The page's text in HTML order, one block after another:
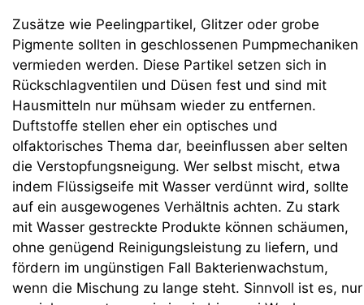
Zusätze wie Peelingpartikel, Glitzer oder grobe
Pigmente sollten in geschlossenen Pumpmechaniken
vermieden werden. Diese Partikel setzen sich in
Rückschlagventilen und Düsen fest und sind mit
Hausmitteln nur mühsam wieder zu entfernen.
Duftstoffe stellen eher ein optisches und
olfaktorisches Thema dar, beeinflussen aber selten
die Verstopfungsneigung. Wer selbst mischt, etwa
indem Flüssigseife mit Wasser verdünnt wird, sollte
auf ein ausgewogenes Verhältnis achten. Zu stark
mit Wasser gestreckte Produkte können schäumen,
ohne genügend Reinigungsleistung zu liefern, und
fördern im ungünstigen Fall Bakterienwachstum,
wenn die Mischung zu lange steht. Sinnvoll ist es, nur